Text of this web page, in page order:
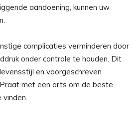
aandoening, kunnen uw
complicaties verminderen door
onder controle te houden. Dit
en voorgeschreven
met een arts om de beste
vinden.